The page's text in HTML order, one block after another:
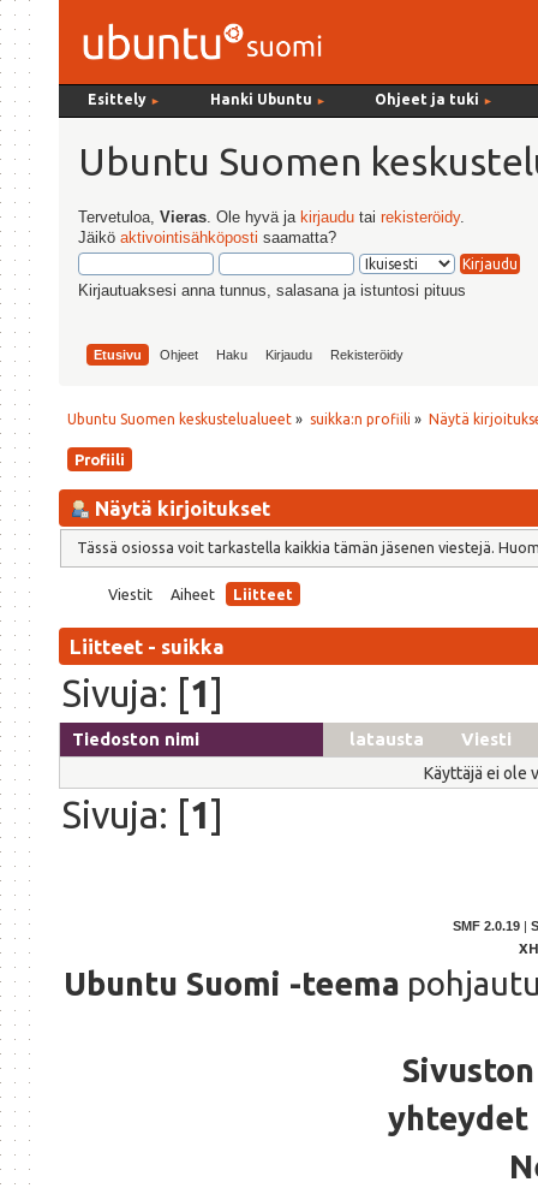
Esittely ► Hanki Ubuntu ► Ohjeet ja tuki ►
Ubuntu Suomen
Tervetuloa,Vieras . Ole hyvä ja kirjaudu tairekisteröidy.
Jäiköaktivointisähköposti saamatta?
Kirjautuaksesi anna tunnus, salasana ja istuntosi pituus
Etusivu Ohjeet Haku Kirjaudu Rekisteröidy
Ubuntu Suomen keskustelualueet » suikka:n profiili » Näytä
Profiili
Näytä kirjoitukset
Tässä osiossa voit tarkastella kaikkia tämän jäsenen viestejä.
Viestit Aiheet Liitteet
Liitteet - suikka
Sivuja: [1]
Tiedoston nimi latausta Viesti
Käyttäjä ei ole
Sivuja: [1]
SMF 2.0.19 |
Ubuntu Suomi -teema
yhteydet